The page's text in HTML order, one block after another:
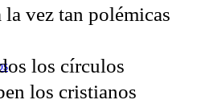
la vez tan polémicas
los círculos
los cristianos